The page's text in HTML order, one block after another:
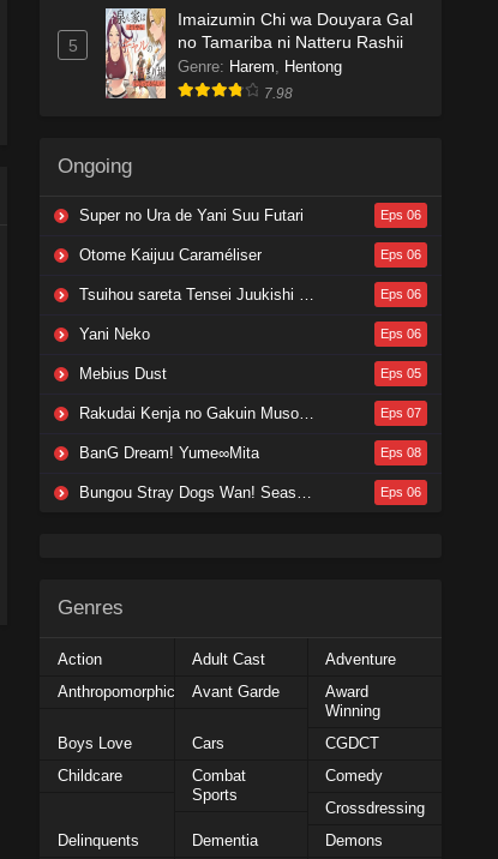
5
Imaizumin Chi wa Douyara Gal
no Tamariba ni Natteru Rashii
Genre: Harem, Hentong
7.98
Ongoing
Super no Ura de Yani Suu Futari Eps 06
Otome Kaijuu Caraméliser Eps 06
Tsuihou sareta Tensei Juukishi wa Game Chishiki de Musou suru Eps 06
Yani Neko Eps 06
Mebius Dust Eps 05
Rakudai Kenja no Gakuin Musou: Nidome no Tensei, S-Rank Cheat Majutsushi Boukenroku Eps 07
BanG Dream! Yume∞Mita Eps 08
Bungou Stray Dogs Wan! Season 2 Eps 06
Genres
Action Adult Cast
Adventure
Anthropomorphic
Avant Garde
Award
Winning
Boys Love
Cars
CGDCT
Childcare
Combat
Sports
Comedy
Crossdressing
Delinquents
Dementia
Demons